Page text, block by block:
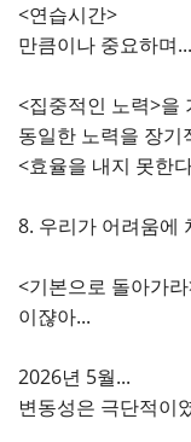
<연습시간>
만큼이나 중요하며...
<집중적인 노력>을
동일한 노력을 장기
<효율을 내지 못한
8. 우리가 어려움에
<기본으로 돌아가
이쟎아...
2026년 5월...
변동성은 극단적이